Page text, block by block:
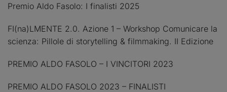
Premio Aldo Fasolo: I finalisti 2025
FI(na)LMENTE 2.0. Azione 1 – Workshop Comunicare la
scienza: Pillole di storytelling & filmmaking. II Edizione
PREMIO ALDO FASOLO – I VINCITORI 2023
PREMIO ALDO FASOLO 2023 – FINALISTI